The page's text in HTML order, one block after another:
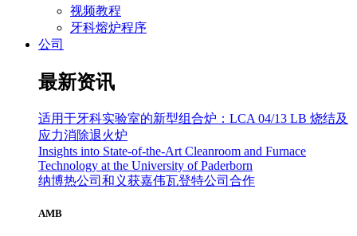
视频教程
牙科熔炉程序
公司
最新资讯
适用于牙科实验室的新型组合炉：LCA 04/13 LB 烧结及
应力消除退火炉
Insights into State-of-the-Art Cleanroom and Furnace
Technology at the University of Paderborn
纳博热公司和义获嘉伟瓦登特公司合作
AMB